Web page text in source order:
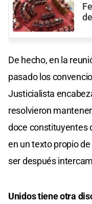
De hecho, en la
pasado los
Justicialista
resolvieron
doce constituyentes
en un texto propio
ser después
Unidos tiene otra